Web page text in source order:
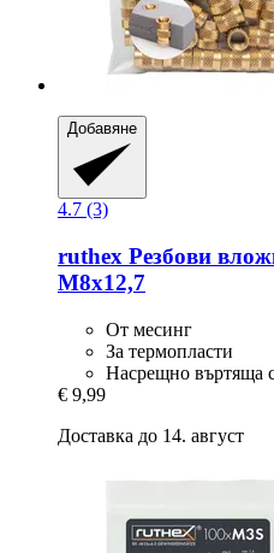
Добавяне
4.7 (3)
ruthex Резбови
M8x12,7
От месинг
За термопласти
Насрещно въртяща
€ 9,99
Доставка до 14. август